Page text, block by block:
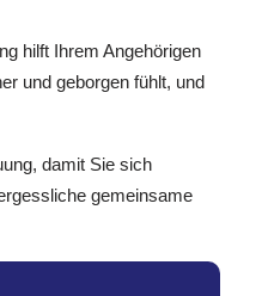
hilft Ihrem Angehörigen
und geborgen fühlt, und
damit Sie sich
gemeinsame